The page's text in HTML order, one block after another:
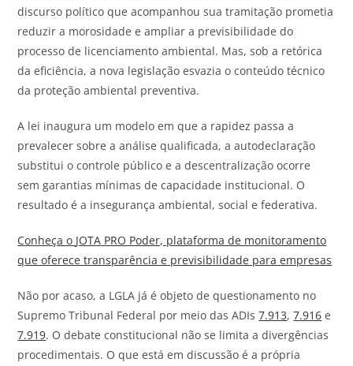
discurso político que acompanhou sua tramitação prometia
reduzir a morosidade e ampliar a previsibilidade do
processo de licenciamento ambiental. Mas, sob a retórica
da eficiência, a nova legislação esvazia o conteúdo técnico
da proteção ambiental preventiva.
A lei inaugura um modelo em que a rapidez passa a
prevalecer sobre a análise qualificada, a autodeclaração
substitui o controle público e a descentralização ocorre
sem garantias mínimas de capacidade institucional. O
resultado é a insegurança ambiental, social e federativa.
Conheça o JOTA PRO Poder, plataforma de monitoramento
que oferece transparência e previsibilidade para empresas
Não por acaso, a LGLA já é objeto de questionamento no
Supremo Tribunal Federal por meio das ADIs7.913,7.916 e
7.919. O debate constitucional não se limita a divergências
procedimentais. O que está em discussão é a própria